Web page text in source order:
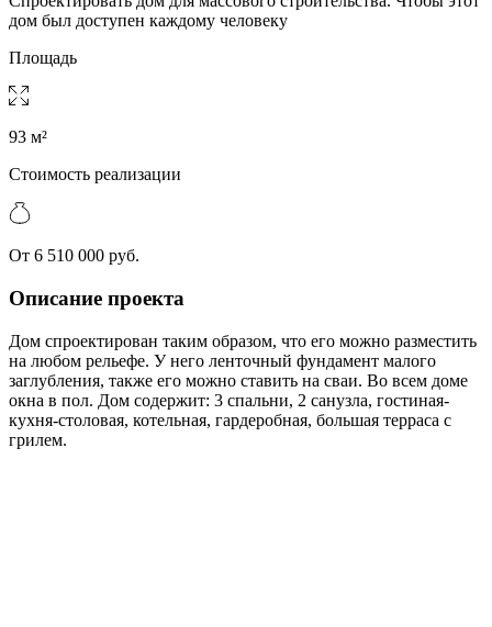
дом был доступен каждому человеку
Площадь
93 м²
Стоимость реализации
От 6 510 000 руб.
Описание проекта
Дом спроектирован таким образом, что его можно разместить
на любом рельефе. У него ленточный фундамент малого
заглубления, также его можно ставить на сваи. Во всем доме
окна в пол. Дом содержит: 3 спальни, 2 санузла, гостиная-
кухня-столовая, котельная, гардеробная, большая терраса с
грилем.